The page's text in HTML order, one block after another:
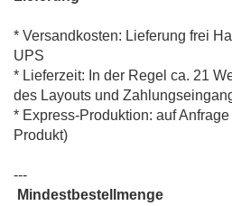
* Versandkosten: Lieferung frei
UPS
* Lieferzeit: In der Regel ca. 21
des Layouts und
* Express-Produktion: auf
Produkt)
---
Mindestbestellmenge